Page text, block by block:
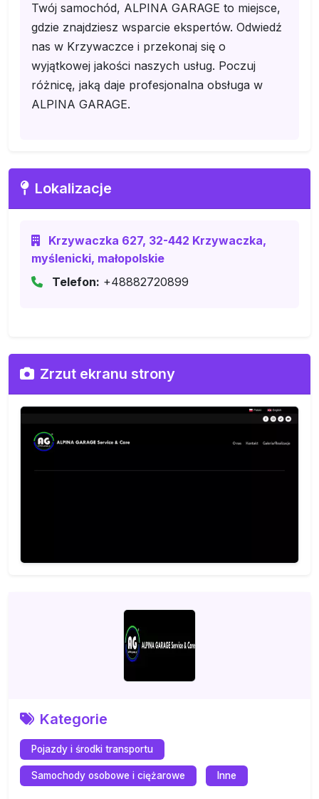
Twój samochód, ALPINA GARAGE to miejsce,
gdzie znajdziesz wsparcie ekspertów. Odwiedź
nas w Krzywaczce i przekonaj się o
wyjątkowej jakości naszych usług. Poczuj
różnicę, jaką daje profesjonalna obsługa w
ALPINA GARAGE.
Lokalizacje
Krzywaczka 627, 32-442 Krzywaczka,
myślenicki, małopolskie
Telefon: +48882720899
Zrzut ekranu strony
Kategorie
Pojazdy i środki transportu
Samochody osobowe i ciężarowe Inne